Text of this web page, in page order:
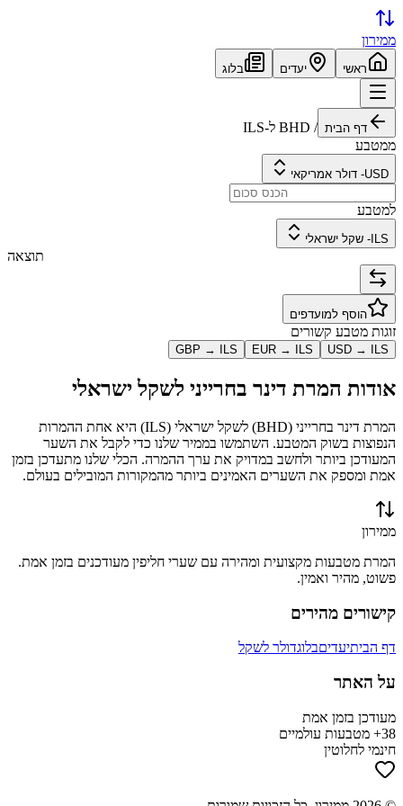
ממירון
ראשי יעדים בלוג
דף הבית /
BHD ל-ILS
ממטבע
USD
- דולר אמריקאי
למטבע
ILS
- שקל ישראלי
תוצאה
הוסף למועדפים
זוגות מטבע קשורים
USD → ILS
EUR → ILS
GBP → ILS
אודות המרת דינר בחרייני לשקל ישראלי
המרת דינר בחרייני (
BHD) לשקל ישראלי (
ILS) היא אחת ההמרות
הנפוצות בשוק המטבע. השתמשו בממיר שלנו כדי לקבל את השער
המעודכן ביותר ולחשב במדויק את ערך ההמרה. הכלי שלנו מתעדכן בזמן
אמת ומספק את השערים האמינים ביותר מהמקורות המובילים בעולם.
ממירון
המרת מטבעות מקצועית ומהירה עם שערי חליפין מעודכנים בזמן אמת.
פשוט, מהיר ואמין.
קישורים מהירים
דף הביתיעדיםבלוגדולר לשקל
על האתר
מעודכן בזמן אמת
38+ מטבעות עולמיים
חינמי לחלוטין